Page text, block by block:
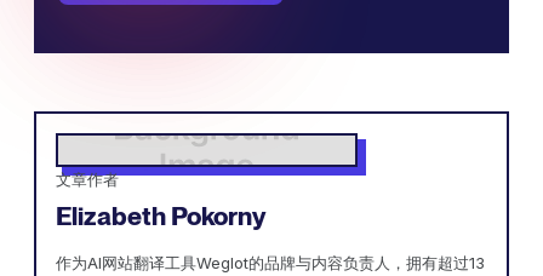
文章作者
Elizabeth Pokorny
作为AI网站翻译工具Weglot的品牌与内容负责人，拥有超过13